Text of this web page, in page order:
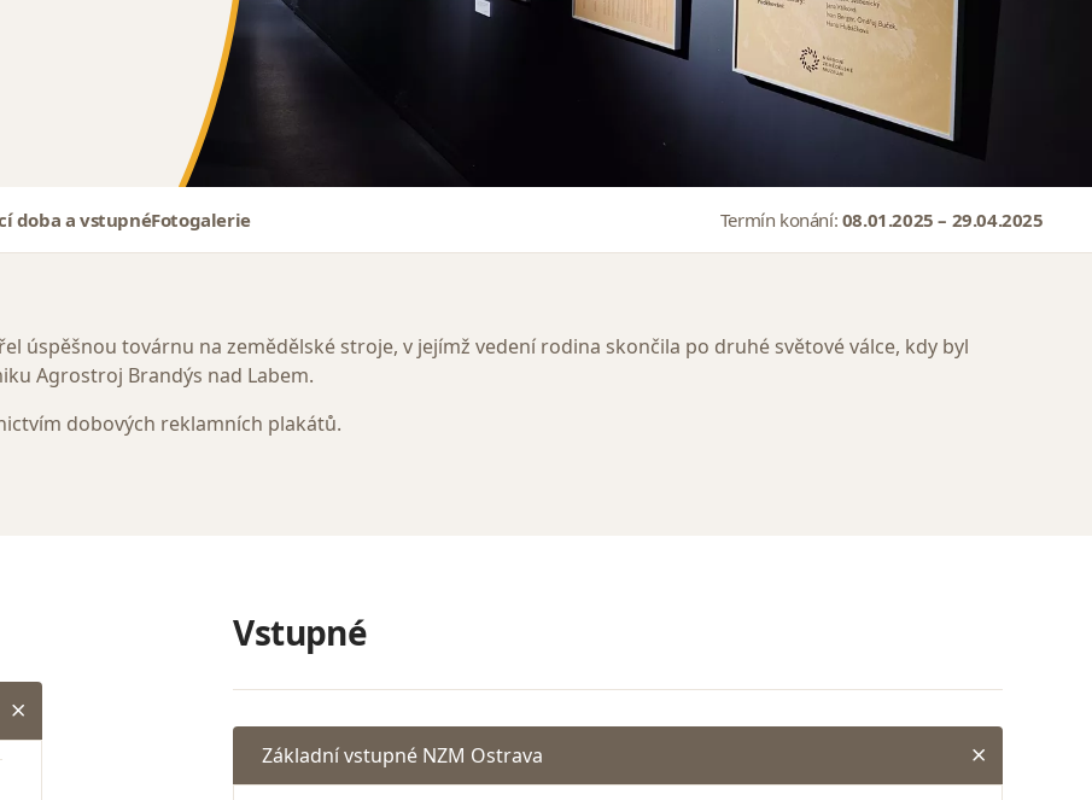
doba a vstupnéFotogalerie Termín konání: 08.01.2025 – 29.04.2025
úspěšnou továrnu na zemědělské stroje, v jejímž vedení rodina skončila po druhé světové válce, kdy byl
Agrostroj Brandýs nad Labem.
dobových reklamních plakátů.
Vstupné
Základní vstupné NZM Ostrava